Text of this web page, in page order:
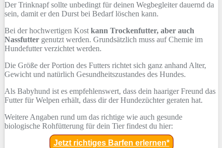
Der Trinknapf sollte unbedingt für deinen Wegbegleiter dauernd da
sein, damit er den Durst bei Bedarf löschen kann.
Bei der hochwertigen Kost kann Trockenfutter, aber auch
Nassfutter genutzt werden. Grundsätzlich muss auf Chemie im
Hundefutter verzichtet werden.
Die Größe der Portion des Futters richtet sich ganz anhand Alter,
Gewicht und natürlich Gesundheitszustandes des Hundes.
Als Babyhund ist es empfehlenswert, dass dein haariger Freund das
Futter für Welpen erhält, dass dir der Hundezüchter geraten hat.
Weitere Angaben rund um das richtige wie auch gesunde
biologische Rohfütterung für dein Tier findest du hier:
Jetzt richtiges Barfen erlernen*